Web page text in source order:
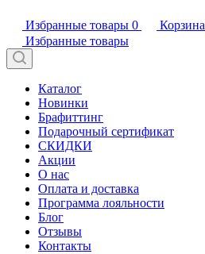
Избранные товары 0 Корзина
Избранные товары
Каталог
Новинки
Брафиттинг
Подарочный сертификат
СКИДКИ
Акции
О нас
Оплата и доставка
Программа лояльности
Блог
Отзывы
Контакты